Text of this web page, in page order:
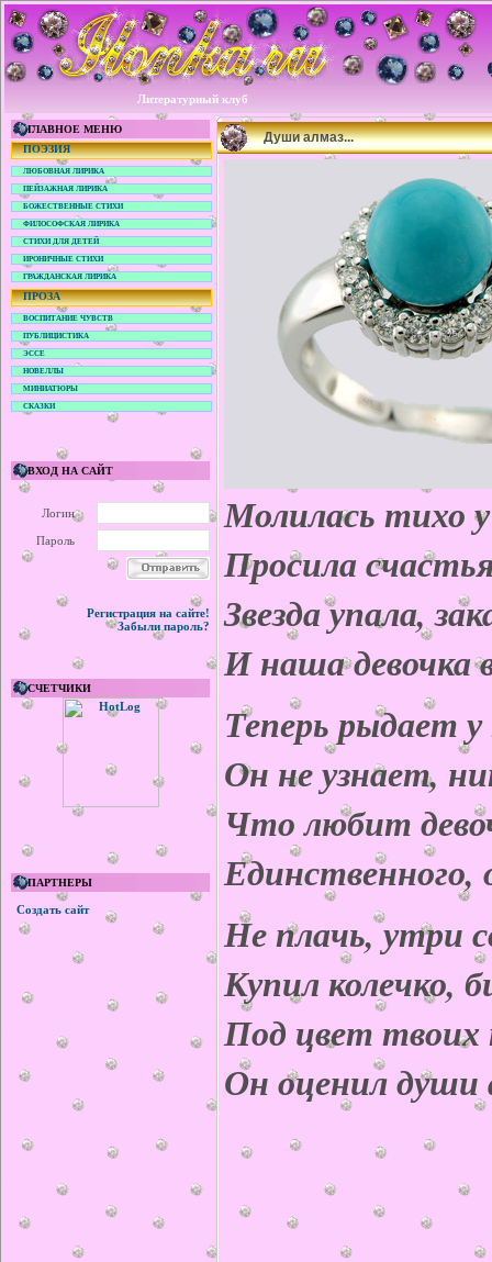
Литературный клуб
ГЛАВНОЕ МЕНЮ
ПОЭЗИЯ
ЛЮБОВНАЯ ЛИРИКА
ПЕЙЗАЖНАЯ ЛИРИКА
БОЖЕСТВЕННЫЕ СТИХИ
ФИЛОСОФСКАЯ ЛИРИКА
СТИХИ ДЛЯ ДЕТЕЙ
ИРОНИЧНЫЕ СТИХИ
ГРАЖДАНСКАЯ ЛИРИКА
ПРОЗА
ВОСПИТАНИЕ ЧУВСТВ
ПУБЛИЦИСТИКА
ЭССЕ
НОВЕЛЛЫ
МИНИАТЮРЫ
СКАЗКИ
ВХОД НА САЙТ
Логин
Пароль
Регистрация на сайте!
Забыли пароль?
СЧЕТЧИКИ
ПАРТНЕРЫ
Создать сайт
Души алмаз...
Молилась тихо
Просила
Звезда упала,
И наша девочка
Теперь рыдает
Он не узнает,
Что любит
Единственного,
Не плачь, утри
Купил колечко,
Под цвет твоих
Он оценил души